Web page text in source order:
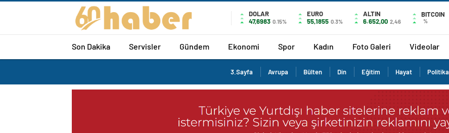
DOLAR
47,6983 0.15%
EURO
55,1855 0.3%
ALTIN
6.652,00 2,46
BITCOIN
%
Son Dakika Servisler Gündem Ekonomi Spor Kadın Foto Galeri Videolar
3.Sayfa Avrupa Bülten Din Eğitim Hayat Politika